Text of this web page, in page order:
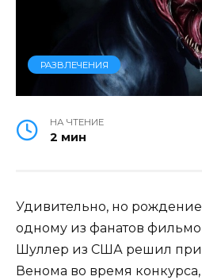
РАЗВЛЕЧЕНИЯ
НА ЧТЕНИЕ
2 мин
Удивительно, но
одному из фанатов
Шуллер из США решил
Венома во время